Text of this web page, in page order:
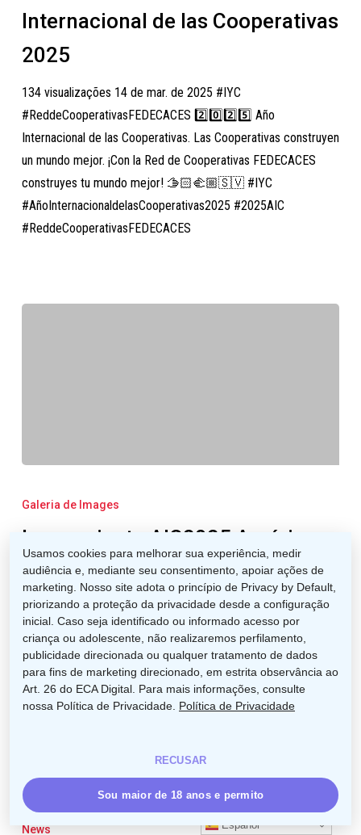
del
Año
de
las
Cooperativas
2025
Internacional de las Cooperativas
2025
134 visualizações 14 de mar. de 2025 #IYC
#ReddeCooperativasFEDECACES 2️⃣0️⃣2️⃣5️⃣ Año
Internacional de las Cooperativas. Las Cooperativas construyen
un mundo mejor. ¡Con la Red de Cooperativas FEDECACES
construyes tu mundo mejor! 🫱🏻‍🫲🏼🇸🇻 #IYC
#AñoInternacionaldelasCooperativas2025 #2025AIC
#ReddeCooperativasFEDECACES
AIC2025
Galeria de Images
Lanzamiento AIC2025 Américas
Cooperativas
de
News Español
Usamos cookies para melhorar sua experiência, medir
audiência e, mediante seu consentimento, apoiar ações de
marketing. Nosso site adota o princípio de Privacy by Default,
priorizando a proteção da privacidade desde a configuração
inicial. Caso seja identificado ou informado acesso por
criança ou adolescente, não realizaremos perfilamento,
publicidade direcionada ou qualquer tratamento de dados
para fins de marketing direcionado, em estrita observância ao
Art. 26 do ECA Digital. Para mais informações, consulte
nossa Política de Privacidade. Política de Privacidade
RECUSAR
Sou maior de 18 anos e permito